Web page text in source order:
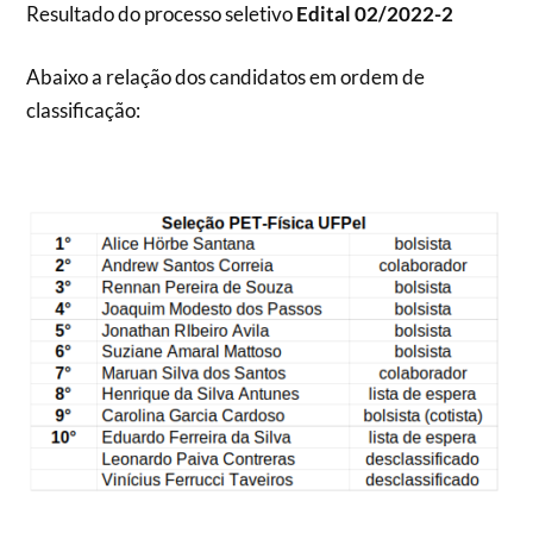
Resultado do processo seletivoEdital 02/2022-2
Abaixo a relação dos candidatos em ordem de
classificação: